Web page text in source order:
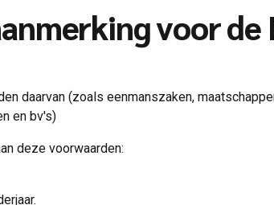
voor de
daarvan (zoals eenmanszaken,
en bv's)
deze voorwaarden: